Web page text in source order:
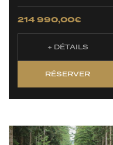
214 990,00€
+ DÉTAILS
RÉSERVER